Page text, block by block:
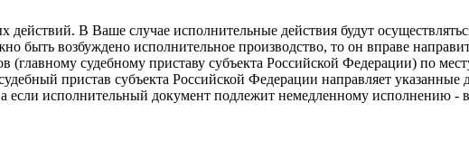
В Ваше случае исполнительные действия будут
быть возбуждено исполнительное производство, то он вправе
(главному судебному приставу субъекта Российской Федерации) по
пристав субъекта Российской Федерации направляет
если исполнительный документ подлежит немедленному исполнению -